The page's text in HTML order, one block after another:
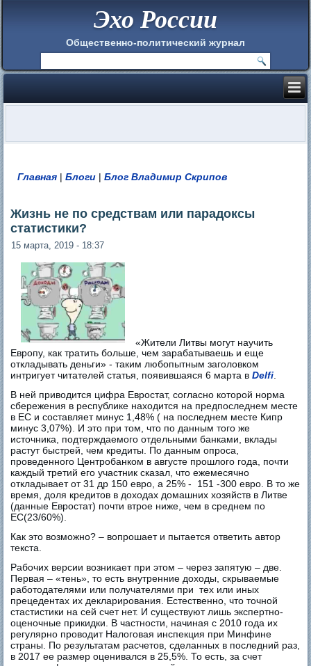
Эхо России
Общественно-политический журнал
Вы здесь
Главная |Блоги |Блог Владимир Скрипов
Жизнь не по средствам или парадоксы
статистики?
15 марта, 2019 - 18:37
«Жители Литвы могут научить
Европу, как тратить больше, чем зарабатываешь и еще
откладывать деньги» - таким любопытным заголовком
интригует читателей статья, появившаяся 6 марта вDelfi.
В ней приводится цифра Евростат, согласно которой норма
сбережения в республике находится на предпоследнем месте
в ЕС и составляет минус 1,48% ( на последнем месте Кипр
минус 3,07%). И это при том, что по данным того же
источника, подтерждаемого отдельными банками, вклады
растут быстрей, чем кредиты. По данным опроса,
проведенного Центробанком в августе прошлого года, почти
каждый третий его участник сказал, что ежемесячно
откладывает от 31 др 150 евро, а 25% - 151 -300 евро. В то же
время, доля кредитов в доходах домашних хозяйств в Литве
(данные Евростат) почти втрое ниже, чем в среднем по
ЕС(23/60%).
Как это возможно? – вопрошает и пытается ответить автор
текста.
Рабочих версии возникает при этом – через запятую – две.
Первая – «тень», то есть внутренние доходы, скрываемые
работодателями или получателями при тех или иных
прецедентах их декларирования. Естественно, что точной
стастистики на сей счет нет. И существуют лишь экспертно-
оценочные прикидки. В частности, начиная с 2010 года их
регулярно проводит Налоговая инспекция при Минфине
страны. По результатам расчетов, сделанных в последний раз,
в 2017 ее размер оценивался в 25,5%. То есть, за счет